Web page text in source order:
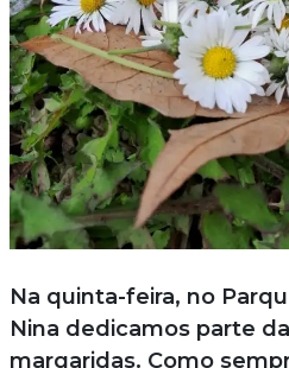
Na quinta-feira, no
Nina dedicamos parte
margaridas. Como